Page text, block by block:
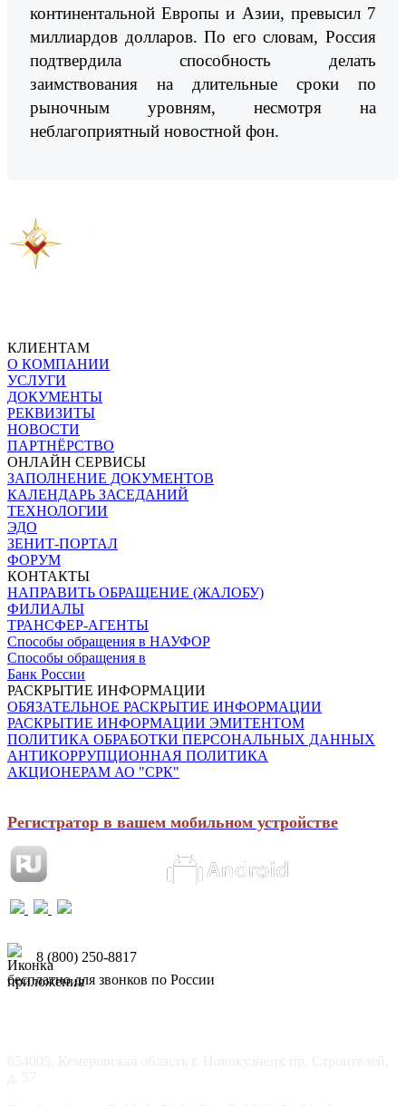
континентальной Европы и Азии, превысил 7
миллиардов долларов. По его словам, Россия
подтвердила способность делать
заимствования на длительные сроки по
рыночным уровням, несмотря на
неблагоприятный новостной фон.
КЛИЕНТАМ
О КОМПАНИИ
УСЛУГИ
ДОКУМЕНТЫ
РЕКВИЗИТЫ
НОВОСТИ
ПАРТНЁРСТВО
ОНЛАЙН СЕРВИСЫ
ЗАПОЛНЕНИЕ ДОКУМЕНТОВ
КАЛЕНДАРЬ ЗАСЕДАНИЙ
ТЕХНОЛОГИИ
ЭДО
ЗЕНИТ-ПОРТАЛ
ФОРУМ
КОНТАКТЫ
НАПРАВИТЬ ОБРАЩЕНИЕ (ЖАЛОБУ)
ФИЛИАЛЫ
ТРАНСФЕР-АГЕНТЫ
Способы обращения в НАУФОР
Способы обращения в
Банк России
РАСКРЫТИЕ ИНФОРМАЦИИ
ОБЯЗАТЕЛЬНОЕ РАСКРЫТИЕ ИНФОРМАЦИИ
РАСКРЫТИЕ ИНФОРМАЦИИ ЭМИТЕНТОМ
ПОЛИТИКА ОБРАБОТКИ ПЕРСОНАЛЬНЫХ ДАННЫХ
АНТИКОРРУПЦИОННАЯ ПОЛИТИКА
АКЦИОНЕРАМ АО "СРК"
Регистратор в вашем мобильном устройстве
8 (800) 250-8817
бесплатно для звонков по России